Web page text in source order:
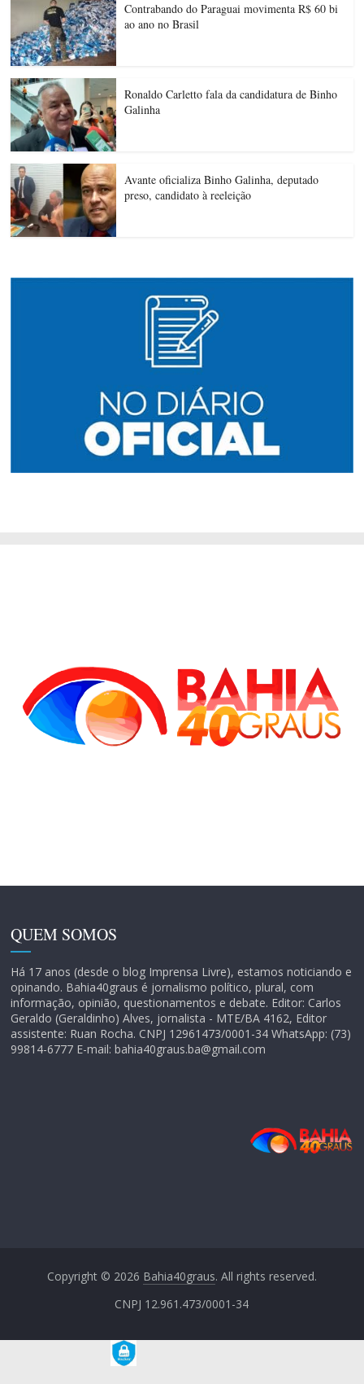
Contrabando do Paraguai movimenta R$ 60 bi
ao ano no Brasil
Ronaldo Carletto fala da candidatura de Binho
Galinha
Avante oficializa Binho Galinha, deputado
preso, candidato à reeleição
QUEM SOMOS
Há 17 anos (desde o blog Imprensa Livre), estamos noticiando e
opinando. Bahia40graus é jornalismo político, plural, com
informação, opinião, questionamentos e debate. Editor: Carlos
Geraldo (Geraldinho) Alves, jornalista - MTE/BA 4162, Editor
assistente: Ruan Rocha. CNPJ 12961473/0001-34 WhatsApp: (73)
99814-6777 E-mail: bahia40graus.ba@gmail.com
Copyright © 2026 Bahia40graus. All rights reserved.
CNPJ 12.961.473/0001-34